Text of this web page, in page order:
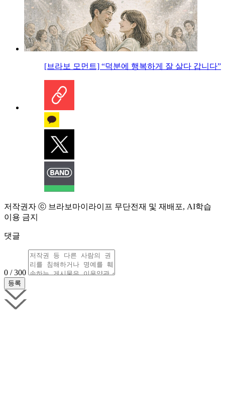
[브라보 모먼트] “덕분에 행복하게 잘 살다 갑니다”
저작권자 ⓒ 브라보마이라이프 무단전재 및 재배포, AI학습
이용 금지
댓글
0 / 300